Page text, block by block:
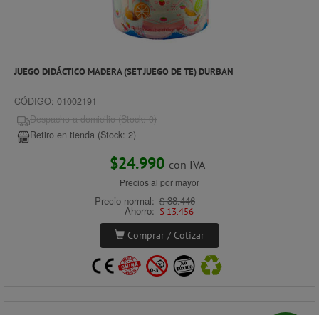
JUEGO DIDÁCTICO MADERA (SET JUEGO DE TE) DURBAN
CÓDIGO: 01002191
Despacho a domicilio (Stock: 0)
Retiro en tienda (Stock: 2)
$24.990 con IVA
Precios al por mayor
Precio normal: $ 38.446
Ahorro: $ 13.456
Comprar / Cotizar